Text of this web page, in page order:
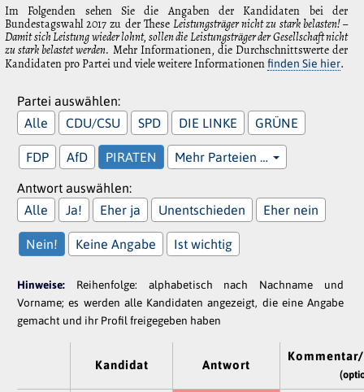
Im Folgenden sehen Sie die Angaben der Kandidaten bei der
Bundestagswahl 2017 zu der These Leistungsträger nicht zu stark belasten! –
Damit sich Leistung wieder lohnt, sollen die Leistungsträger der Gesellschaft nicht
zu stark belastet werden. Mehr Informationen, die Durchschnittswerte der
Kandidaten pro Partei und viele weitere Informationenfinden Sie hier.
Partei auswählen:
Alle
CDU/CSU SPD DIE LINKE GRÜNE
FDP AfD PIRATEN Mehr Parteien …
Antwort auswählen:
Alle
Ja! Eher ja Unentschieden Eher nein
Nein! Keine Angabe Ist wichtig
Hinweise: Reihenfolge: alphabetisch nach Nachname und
Vorname; es werden alle Kandidaten angezeigt, die eine Angabe
gemacht und ihr Profil freigegeben haben
Kandidat Antwort